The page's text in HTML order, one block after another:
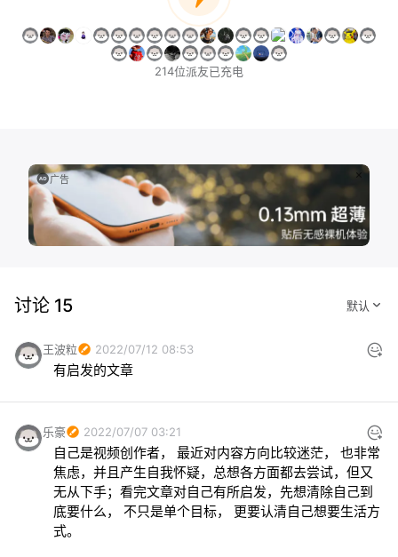
214位派友已充电
广告
讨论 15
王波粒 2022/07/12 08:53
有启发的文章
乐豪 2022/07/07 03:21
自己是视频创作者， 最近对内容方向比较迷茫， 也非常
焦虑，并且产生自我怀疑，总想各方面都去尝试，但又
无从下手；看完文章对自己有所启发，先想清除自己到
底要什么， 不只是单个目标， 更要认清自己想要生活方
式。